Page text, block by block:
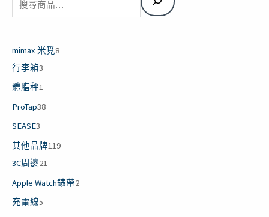
尋
mimax 米覓8
個
行李箱3
個
品
體脂秤1
個
品
ProTap38
8
產
SEASE3
個
品
其他品牌119
1
3C周邊21
1
產
Apple Watch錶帶2
充電線5
個
品
個
品
個
品
1
產
品
4
產
個
品
個
品
個
品
個
品
個
品
5
產
個
品
5
產
品
個
品
個
品
個
品
個
品
個
品
個
品
個
品
2
產
4
個
品
個
品
個
品
個
品
個
品
個
品
個
品
4
產
品
個
品
1
產
品
個
品
個
個
品
個
品
個
品
個
個
品
個
品
個
品
個
品
個
品
個
品